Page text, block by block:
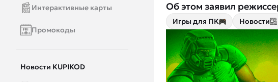
Интерактивные карты
Промокоды
Новости KUPIKOD
Об этом заявил
Игры для ПК Новости